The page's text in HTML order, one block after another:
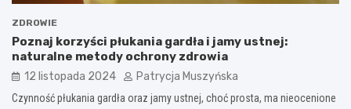
ZDROWIE
Poznaj korzyści płukania gardła i jamy ustnej:
naturalne metody ochrony zdrowia
12 listopada 2024 Patrycja Muszyńska
Czynność płukania gardła oraz jamy ustnej, choć prosta, ma nieocenione